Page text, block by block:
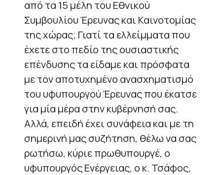
από τα 15 μέλη του Εθνικού
Συμβουλίου Έρευνας και Καινοτομίας
της χώρας; Γιατί τα ελλείμματα που
έχετε στο πεδίο της ουσιαστικής
επένδυσης τα είδαμε και πρόσφατα
με τον αποτυχημένο ανασχηματισμό
του υφυπουργού Έρευνας που έκατσε
για μία μέρα στην κυβέρνησή σας.
Αλλά, επειδή έχει συνάφεια και με τη
σημερινή μας συζήτηση, θέλω να σας
ρωτήσω, κύριε πρωθυπουργέ, ο
υφυπουργός Ενέργειας, ο κ. Τσάφος,